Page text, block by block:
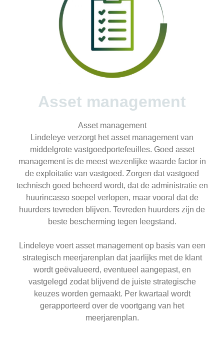
Asset management
Asset management
Lindeleye verzorgt het asset management van
middelgrote vastgoedportefeuilles. Goed asset
management is de meest wezenlijke waarde factor in
de exploitatie van vastgoed. Zorgen dat vastgoed
technisch goed beheerd wordt, dat de administratie en
huurincasso soepel verlopen, maar vooral dat de
huurders tevreden blijven. Tevreden huurders zijn de
beste bescherming tegen leegstand.
Lindeleye voert asset management op basis van een
strategisch meerjarenplan dat jaarlijks met de klant
wordt geëvalueerd, eventueel aangepast, en
vastgelegd zodat blijvend de juiste strategische
keuzes worden gemaakt. Per kwartaal wordt
gerapporteerd over de voortgang van het
meerjarenplan.